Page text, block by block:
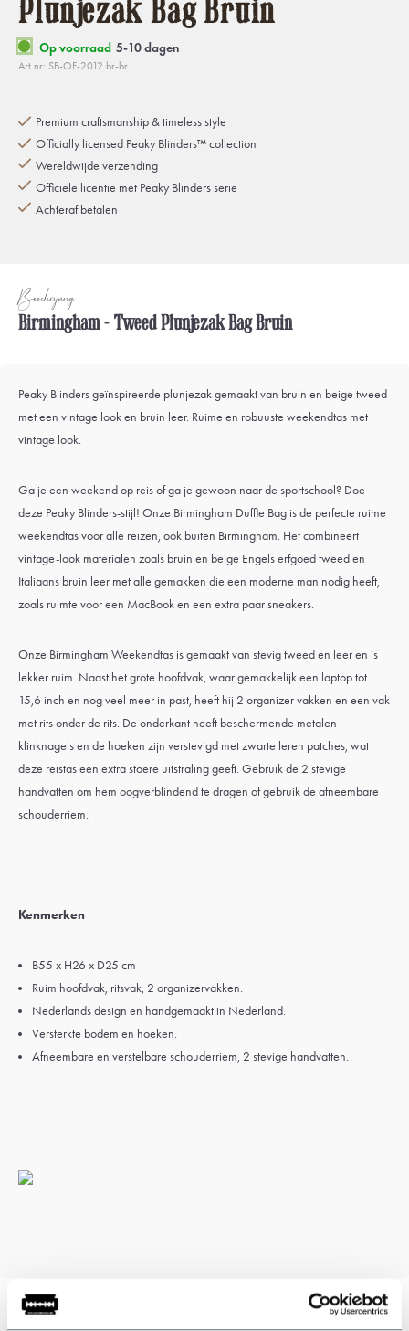
Plunjezak Bag Bruin
Op voorraad 5-10 dagen
Art.nr: SB-OF-2012 br-br
Premium craftsmanship & timeless style
Officially licensed Peaky Blinders™ collection
Wereldwijde verzending
Officiële licentie met Peaky Blinders serie
Achteraf betalen
Beschrijving
Birmingham - Tweed Plunjezak Bag Bruin
Peaky Blinders geïnspireerde plunjezak gemaakt van bruin en beige tweed
met een vintage look en bruin leer. Ruime en robuuste weekendtas met
vintage look.
Ga je een weekend op reis of ga je gewoon naar de sportschool? Doe
deze Peaky Blinders-stijl! Onze Birmingham Duffle Bag is de perfecte ruime
weekendtas voor alle reizen, ook buiten Birmingham. Het combineert
vintage-look materialen zoals bruin en beige Engels erfgoed tweed en
Italiaans bruin leer met alle gemakken die een moderne man nodig heeft,
zoals ruimte voor een MacBook en een extra paar sneakers.
Onze Birmingham Weekendtas is gemaakt van stevig tweed en leer en is
lekker ruim. Naast het grote hoofdvak, waar gemakkelijk een laptop tot
15,6 inch en nog veel meer in past, heeft hij 2 organizer vakken en een vak
met rits onder de rits. De onderkant heeft beschermende metalen
klinknagels en de hoeken zijn verstevigd met zwarte leren patches, wat
deze reistas een extra stoere uitstraling geeft. Gebruik de 2 stevige
handvatten om hem oogverblindend te dragen of gebruik de afneembare
schouderriem.
Kenmerken
B55 x H26 x D25 cm
Ruim hoofdvak, ritsvak, 2 organizervakken.
Nederlands design en handgemaakt in Nederland.
Versterkte bodem en hoeken.
Afneembare en verstelbare schouderriem, 2 stevige handvatten.